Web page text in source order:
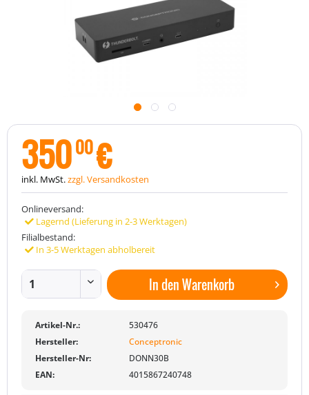
35000€
inkl. MwSt.zzgl. Versandkosten
Onlineversand:
Lagernd (Lieferung in 2-3 Werktagen)
Filialbestand:
In 3-5 Werktagen abholbereit
In denWarenkorb
Artikel-Nr.:
530476
Hersteller:
Conceptronic
Hersteller-Nr:
DONN30B
EAN:
4015867240748